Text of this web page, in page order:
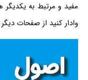
مفید و مرتبط به یکدیگر
وادار کنید از صفحات دیگر